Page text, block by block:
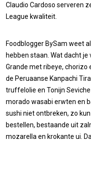
Claudio Cardoso serveren
League kwaliteit.
Foodblogger BySam weet
hebben staan. Wat dacht je
Grande met ribeye, chorizo
de Peruaanse Kanpachi
truffelolie en Tonijn
morado wasabi erwten en
sushi niet ontbreken, zo
bestellen, bestaande uit
mozarella en krokante ui.